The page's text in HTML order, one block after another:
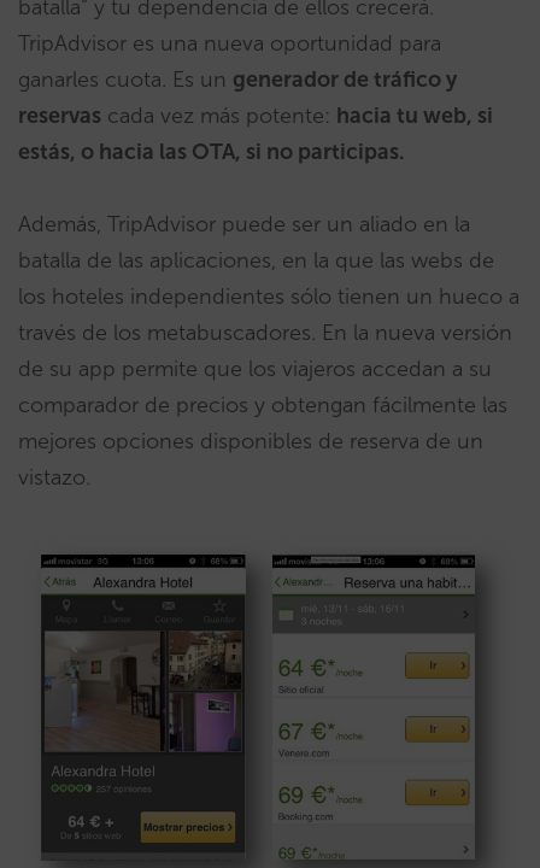
batalla” y tu dependencia de ellos crecerá.
TripAdvisor es una nueva oportunidad para
ganarles cuota. Es un generador de tráfico y
reservas cada vez más potente: hacia tu web, si
estás, o hacia las OTA, si no participas.
Además, TripAdvisor puede ser un aliado en la
batalla de las aplicaciones, en la que las webs de
los hoteles independientes sólo tienen un hueco a
través de los metabuscadores. En la nueva versión
de su app permite que los viajeros accedan a su
comparador de precios y obtengan fácilmente las
mejores opciones disponibles de reserva de un
vistazo.